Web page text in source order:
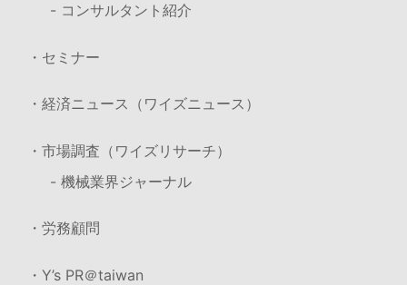
- コンサルタント紹介
・セミナー
・経済ニュース（ワイズニュース）
・市場調査（ワイズリサーチ）
- 機械業界ジャーナル
・労務顧問
・Y’s PR＠taiwan